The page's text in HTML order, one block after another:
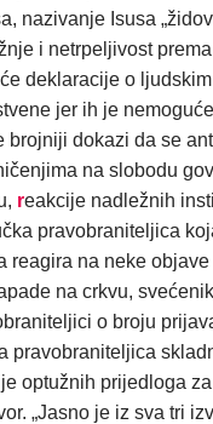
nazivanje Isusa
i netrpeljivost
deklaracije o
jer ih je
dokazi da se
na slobodu
reakcije nadležnih
pravobraniteljica
reagira na neke
na crkvu,
o broju
pravobraniteljica
optužnih prijedloga
„Jasno je iz sva tri